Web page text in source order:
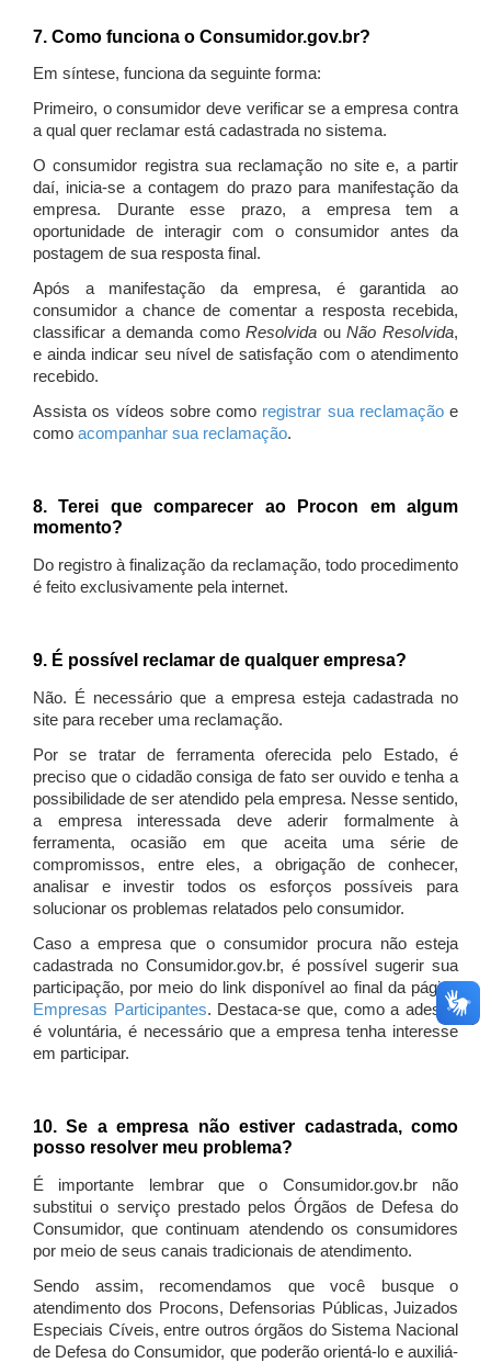
7. Como funciona o Consumidor.gov.br?
Em síntese, funciona da seguinte forma:
Primeiro, o consumidor deve verificar se a empresa contra
a qual quer reclamar está cadastrada no sistema.
O consumidor registra sua reclamação no site e, a partir
daí, inicia-se a contagem do prazo para manifestação da
empresa. Durante esse prazo, a empresa tem a
oportunidade de interagir com o consumidor antes da
postagem de sua resposta final.
Após a manifestação da empresa, é garantida ao
consumidor a chance de comentar a resposta recebida,
classificar a demanda comoResolvida ouNão Resolvida,
e ainda indicar seu nível de satisfação com o atendimento
recebido.
Assista os vídeos sobre como registrar sua reclamaçãoe
como acompanhar sua reclamação.
8. Terei que comparecer ao Procon em algum
momento?
Do registro à finalização da reclamação, todo procedimento
é feito exclusivamente pela internet.
9. É possível reclamar de qualquer empresa?
Não. É necessário que a empresa esteja cadastrada no
site para receber uma reclamação.
Por se tratar de ferramenta oferecida pelo Estado, é
preciso que o cidadão consiga de fato ser ouvido e tenha a
possibilidade de ser atendido pela empresa. Nesse sentido,
a empresa interessada deve aderir formalmente à
ferramenta, ocasião em que aceita uma série de
compromissos, entre eles, a obrigação de conhecer,
analisar e investir todos os esforços possíveis para
solucionar os problemas relatados pelo consumidor.
Caso a empresa que o consumidor procura não esteja
cadastrada no Consumidor.gov.br, é possível sugerir sua
participação, por meio do link disponível ao final da página
Empresas Participantes. Destaca-se que, como a adesão
é voluntária, é necessário que a empresa tenha interesse
em participar.
10. Se a empresa não estiver cadastrada, como
posso resolver meu problema?
É importante lembrar que o Consumidor.gov.br não
substitui o serviço prestado pelos Órgãos de Defesa do
Consumidor, que continuam atendendo os consumidores
por meio de seus canais tradicionais de atendimento.
Sendo assim, recomendamos que você busque o
atendimento dos Procons, Defensorias Públicas, Juizados
Especiais Cíveis, entre outros órgãos do Sistema Nacional
de Defesa do Consumidor, que poderão orientá-lo e auxiliá-